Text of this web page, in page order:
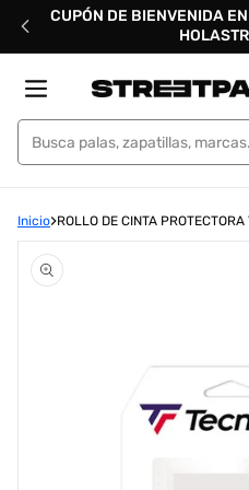
directamente
CUPÓN DE BIENVENIDA
Street Padel
Inicio ROLLO DE CINTA
elemento
multimedia